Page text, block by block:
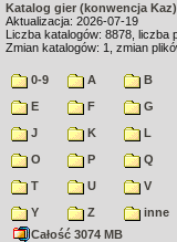
Katalog gier (konwencja Kaz)
Aktualizacja: 2026-07-19
Liczba katalogów: 8878, liczba
Zmian katalogów: 1, zmian
0-9 A B
E
F G
J
K L
O
P Q
T
U V
Y
Z
inne
Całość 3074 MB